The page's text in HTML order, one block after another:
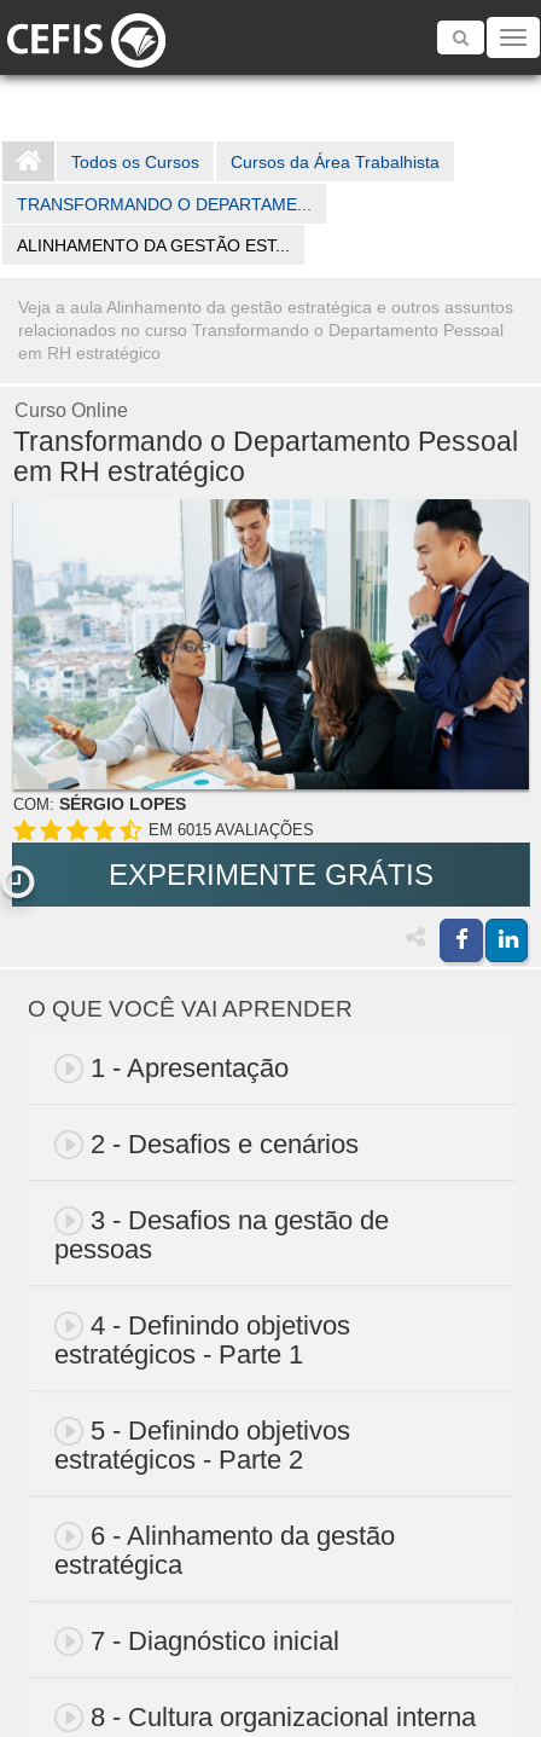
Toggle
Todos os Cursos Cursos da Área Trabalhista
TRANSFORMANDO O DEPARTAME...
ALINHAMENTO DA GESTÃO EST...
Veja a aula Alinhamento da gestão estratégica e outros assuntos
relacionados no curso Transformando o Departamento Pessoal
em RH estratégico
Curso Online
Transformando o Departamento Pessoal
em RH estratégico
COM: SÉRGIO LOPES
EM 6015 AVALIAÇÕES
EXPERIMENTE GRÁTIS
O QUE VOCÊ VAI APRENDER
1 - Apresentação
2 - Desafios e cenários
3 - Desafios na gestão de
pessoas
4 - Definindo objetivos
estratégicos - Parte 1
5 - Definindo objetivos
estratégicos - Parte 2
6 - Alinhamento da gestão
estratégica
7 - Diagnóstico inicial
8 - Cultura organizacional interna